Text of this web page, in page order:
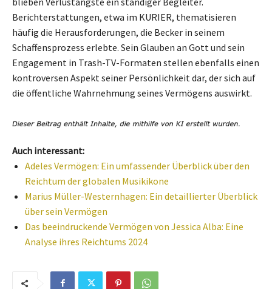
Berichterstattungen, etwa im KURIER, thematisieren
häufig die Herausforderungen, die Becker in seinem
Schaffensprozess erlebte. Sein Glauben an Gott und sein
Engagement in Trash-TV-Formaten stellen ebenfalls einen
kontroversen Aspekt seiner Persönlichkeit dar, der sich auf
die öffentliche Wahrnehmung seines Vermögens auswirkt.
Auch interessant:
Adeles Vermögen: Ein umfassender Überblick über den
Reichtum der globalen Musikikone
Marius Müller-Westernhagen: Ein detaillierter Überblick
über sein Vermögen
Das beeindruckende Vermögen von Jessica Alba: Eine
Analyse ihres Reichtums 2024